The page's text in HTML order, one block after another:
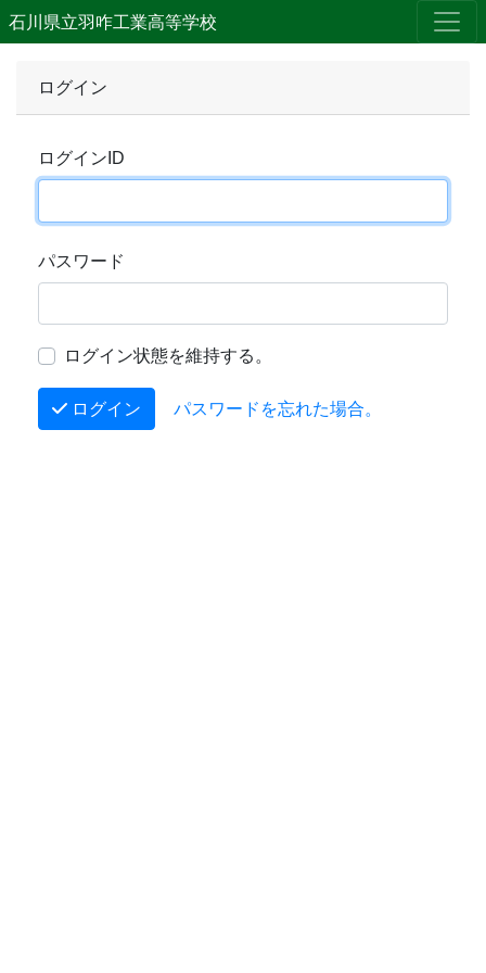
石川県立羽咋工業高等学校
ログイン
ログインID
パスワード
ログイン状態を維持する。
ログイン パスワードを忘れた場合。